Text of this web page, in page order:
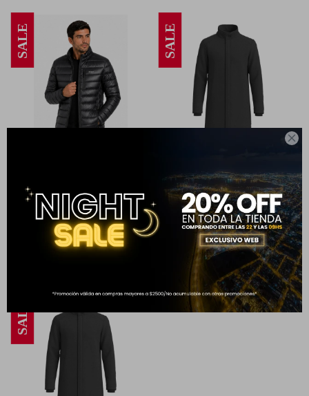

XXL
$ 1.999
50
TAPADO VELOUR LARGO
BLACK XS
3.999 $ 4.999
20